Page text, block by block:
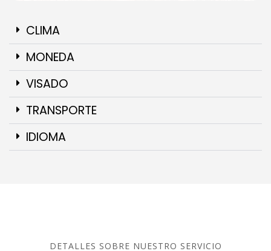
CLIMA
MONEDA
VISADO
TRANSPORTE
IDIOMA
DETALLES SOBRE NUESTRO SERVICIO